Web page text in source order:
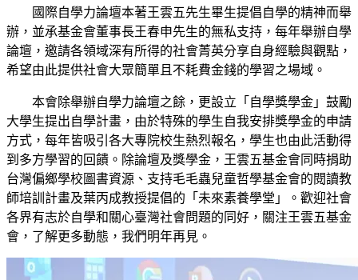
國際自學力論壇本著王雲五先生畢生提倡自學的精神而舉
辦，並承基金會董事長王春申先生的無私支持，每年舉辦自學
論壇，邀請各領域深有所得的社會菁英分享自身經驗與觀點，
希望由此提供社會大眾簡單且不耗費金錢的學習之場域。
本會除舉辦自學力論壇之餘，更設立「自學獎學金」鼓勵
大學生提出自學計畫，由於特殊的學生自我安排獎學金的申請
方式，每年皆吸引各大專院校生熱烈報名，學生也由此活動得
到多方學習的回饋。除論壇及獎學金，王雲五基金會同時捐助
台灣偏鄉學校圖書資源、支持毛毛蟲兒童哲學基金會的閱讀教
師培訓計畫及葉丙成教授提倡的「未來素養學堂」。歡迎社會
各界有志於自學和關心臺灣社會問題的同好，關注王雲五基金
會，了解更多動態，我們明年再見。